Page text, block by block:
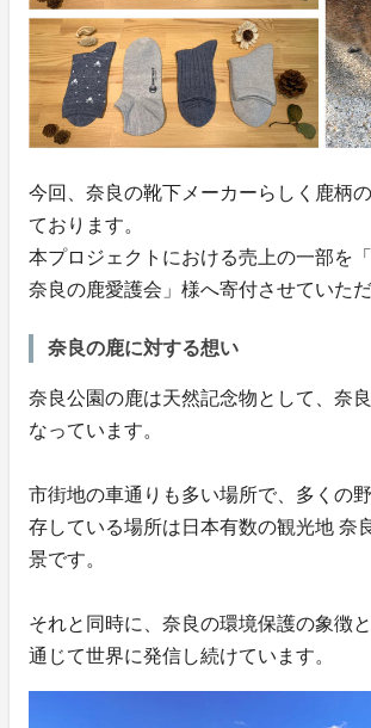
今回、奈良の靴下メーカーらしく鹿柄
ております。
本プロジェクトにおける売上の一部を
奈良の鹿愛護会」様へ寄付させていただ
奈良の鹿に対する想い
奈良公園の鹿は天然記念物として、奈
なっています。
市街地の車通りも多い場所で、多くの
存している場所は日本有数の観光地 奈
景です。
それと同時に、奈良の環境保護の象徴
通じて世界に発信し続けています。